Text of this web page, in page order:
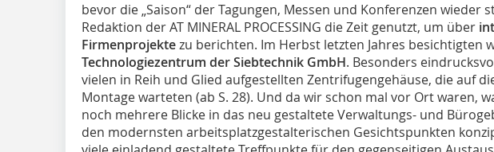
bevor die „Saison“ der Tagungen, Messen und Konferenzen wieder
Redak­tion der AT MINERAL PROCESSING die Zeit genutzt, um über
Firmenprojektezu berichten. Im Herbst letzten Jahres besichtigten
Technologiezentrum der Siebtechnik GmbH. Besonders
vielen in Reih und Glied aufgestellten Zentrifugengehäuse, die auf
Montage warteten (ab S. 28). Und da wir schon mal vor Ort waren,
noch mehrere Blicke in das neu gestaltete Verwaltungs- und
den modernsten arbeitsplatzgestalterischen Gesichtspunkten